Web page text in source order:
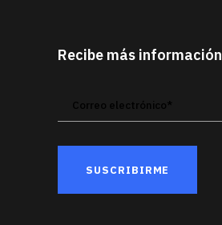
Recibe más información